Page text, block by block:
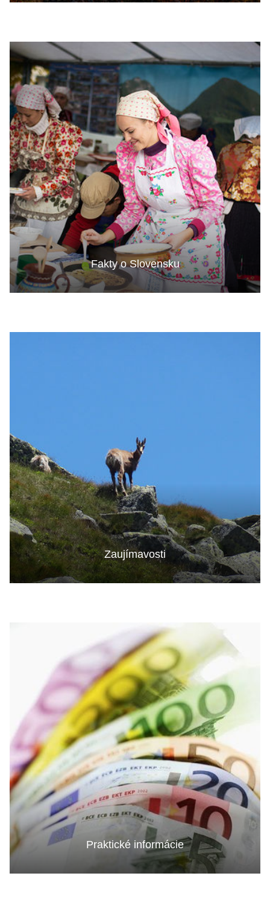
Fakty o Slovensku
Zaujímavosti
Praktické informácie